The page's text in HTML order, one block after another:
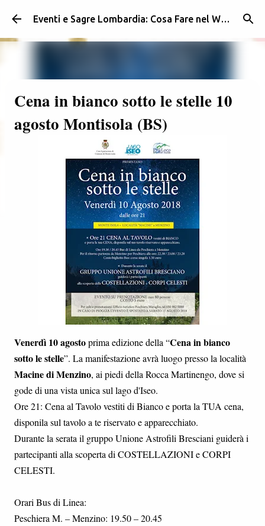
Passa ai contenuti principali Eventi e Sagre Lombardia: Cosa Fare nel Weekend | Weekendidea
Cena in bianco sotto le stelle 10
agosto Montisola (BS)
Venerdì 10 agostoprima edizione della “Cena in bianco
sotto le stelle”. La manifestazione avrà luogo presso la località
Macine di Menzino, ai piedi della Rocca Martinengo, dove si
gode di una vista unica sul lago d'Iseo.
Ore 21: Cena al Tavolo vestiti di Bianco e porta la TUA cena,
disponila sul tavolo a te riservato e apparecchiato.
Durante la serata il gruppo Unione Astrofili Bresciani guiderà i
partecipanti alla scoperta di COSTELLAZIONI e CORPI
CELESTI.
Orari Bus di Linea:
Peschiera M. – Menzino: 19.50 – 20.45